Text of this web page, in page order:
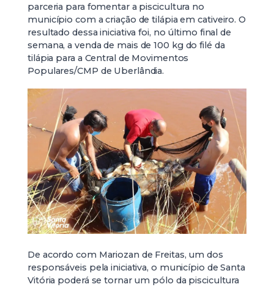
parceria para fomentar a piscicultura no
município com a criação de tilápia em cativeiro. O
resultado dessa iniciativa foi, no último final de
semana, a venda de mais de 100 kg do filé da
tilápia para a Central de Movimentos
Populares/CMP de Uberlândia.
De acordo com Mariozan de Freitas, um dos
responsáveis pela iniciativa, o município de Santa
Vitória poderá se tornar um pólo da piscicultura